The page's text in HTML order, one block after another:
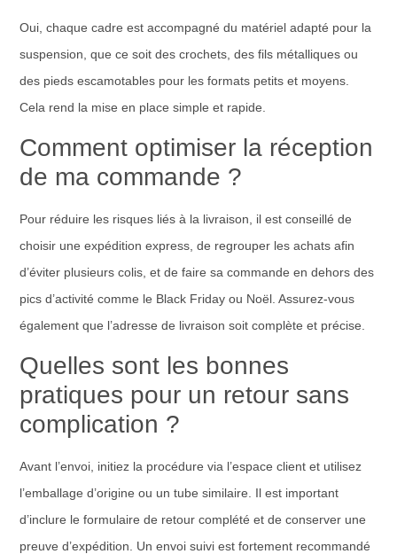
Oui, chaque cadre est accompagné du matériel adapté pour la
suspension, que ce soit des crochets, des fils métalliques ou
des pieds escamotables pour les formats petits et moyens.
Cela rend la mise en place simple et rapide.
Comment optimiser la réception
de ma commande ?
Pour réduire les risques liés à la livraison, il est conseillé de
choisir une expédition express, de regrouper les achats afin
d’éviter plusieurs colis, et de faire sa commande en dehors des
pics d’activité comme le Black Friday ou Noël. Assurez-vous
également que l’adresse de livraison soit complète et précise.
Quelles sont les bonnes
pratiques pour un retour sans
complication ?
Avant l’envoi, initiez la procédure via l’espace client et utilisez
l’emballage d’origine ou un tube similaire. Il est important
d’inclure le formulaire de retour complété et de conserver une
preuve d’expédition. Un envoi suivi est fortement recommandé